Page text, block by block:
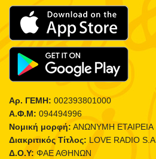
Αρ. ΓΕΜΗ: 002393801000
Α.Φ.Μ: 094494996
Νομική μορφή: ΑΝΩΝΥΜΗ ΕΤΑΙΡΕΙΑ
Διακριτικός Τίτλος: LOVE RADIO S.A
Δ.Ο.Υ: ΦΑΕ ΑΘΗΝΩΝ